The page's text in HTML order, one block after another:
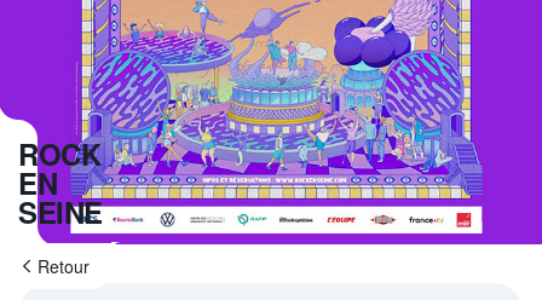
connexion
Avantages fidélité
Programme tv
Retour
ROCK
EN
SEINE